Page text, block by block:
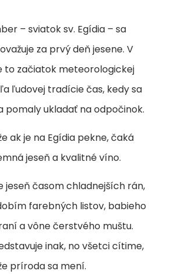
– sviatok sv. Egídia – sa
za prvý deň jesene. V
to začiatok meteorologickej
ľudovej tradície čas, kedy sa
pomaly ukladať na odpočinok.
ak je na Egídia pekne, čaká
jeseň a kvalitné víno.
jeseň časom chladnejších rán,
farebných listov, babieho
a vône čerstvého muštu.
inak, no všetci cítime,
príroda sa mení.